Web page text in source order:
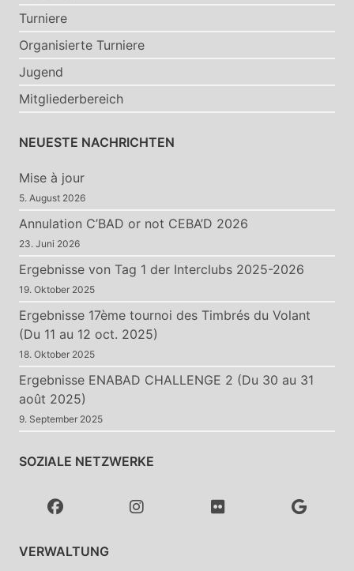
Turniere
Organisierte Turniere
Jugend
Mitgliederbereich
NEUESTE NACHRICHTEN
Mise à jour
5. August 2026
Annulation C’BAD or not CEBA’D 2026
23. Juni 2026
Ergebnisse von Tag 1 der Interclubs 2025-2026
19. Oktober 2025
Ergebnisse 17ème tournoi des Timbrés du Volant
(Du 11 au 12 oct. 2025)
18. Oktober 2025
Ergebnisse ENABAD CHALLENGE 2 (Du 30 au 31
août 2025)
9. September 2025
SOZIALE NETZWERKE
VERWALTUNG